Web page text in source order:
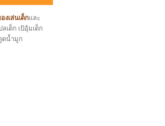
งเล่นเด็กและ
ลเด็ก เป้อุ้มเด็ก
ดน้ำมูก